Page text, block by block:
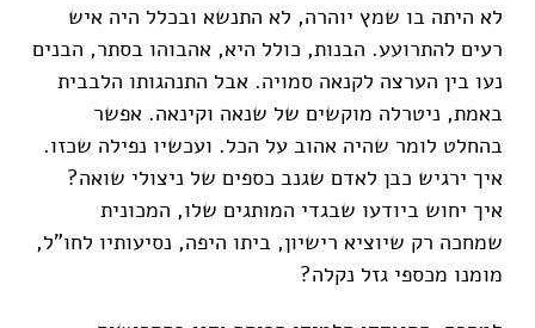
לא היתה בו שמץ יוהרה, לא התנשא ובכלל היה איש
רעים להתרועע. הבנות, כולל היא, אהבוהו בסתר, הבנים
נעו בין הערצה לקנאה סמויה. אבל התנהגותו הלבבית
באמת, ניטרלה מוקשים של שנאה וקינאה. אפשר
בהחלט לומר שהיה אהוב על הכל. ועכשיו נפילה שכזו.
איך ירגיש כבן לאדם שגנב כספים של ניצולי שואה?
איך יחוש ביודעו שבגדי המותגים שלו, המכונית
שמחכה רק שיוציא רישיון, ביתו היפה, נסיעותיו לחו"ל,
מומנו מכספי גזל נקלה?